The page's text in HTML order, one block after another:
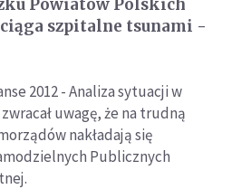
Powiatów Polskich
szpitalne tsunami -
2012 - Analiza sytuacji w
uwagę, że na trudną
nakładają się
Publicznych